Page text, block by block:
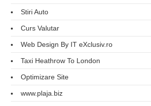
Stiri Auto
Curs Valutar
Web Design By IT eXclusiv.ro
Taxi Heathrow To London
Optimizare Site
www.plaja.biz